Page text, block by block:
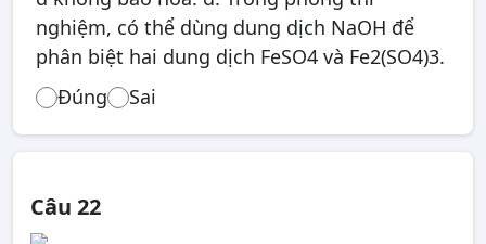
nghiệm, có thể dùng dung dịch NaOH để
phân biệt hai dung dịch FeSO4 và Fe2(SO4)3.
Đúng
Sai
Câu 22